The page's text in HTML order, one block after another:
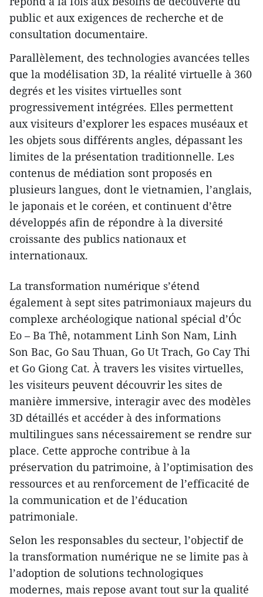
public et aux exigences de recherche et de
consultation documentaire.
Parallèlement, des technologies avancées telles
que la modélisation 3D, la réalité virtuelle à 360
degrés et les visites virtuelles sont
progressivement intégrées. Elles permettent
aux visiteurs d’explorer les espaces muséaux et
les objets sous différents angles, dépassant les
limites de la présentation traditionnelle. Les
contenus de médiation sont proposés en
plusieurs langues, dont le vietnamien, l’anglais,
le japonais et le coréen, et continuent d’être
développés afin de répondre à la diversité
croissante des publics nationaux et
internationaux.
La transformation numérique s’étend
également à sept sites patrimoniaux majeurs du
complexe archéologique national spécial d’Óc
Eo – Ba Thê, notamment Linh Son Nam, Linh
Son Bac, Go Sau Thuan, Go Ut Trach, Go Cay Thi
et Go Giong Cat. À travers les visites virtuelles,
les visiteurs peuvent découvrir les sites de
manière immersive, interagir avec des modèles
3D détaillés et accéder à des informations
multilingues sans nécessairement se rendre sur
place. Cette approche contribue à la
préservation du patrimoine, à l’optimisation des
ressources et au renforcement de l’efficacité de
la communication et de l’éducation
patrimoniale.
Selon les responsables du secteur, l’objectif de
la transformation numérique ne se limite pas à
l’adoption de solutions technologiques
modernes, mais repose avant tout sur la qualité